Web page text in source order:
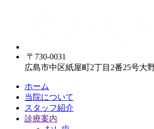
〒730-0031
広島市中区紙屋町2丁目2番25号大
ホーム
当院について
スタッフ紹介
診療案内